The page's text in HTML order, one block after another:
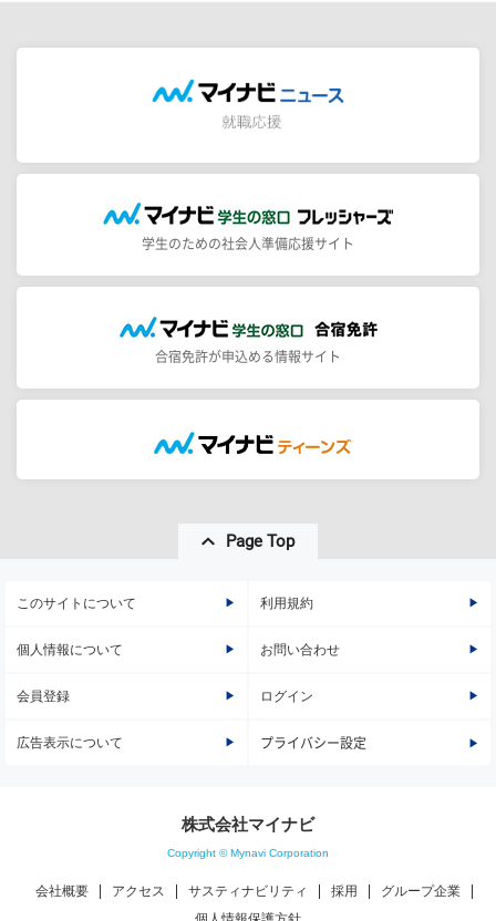
学生のための社会人準備応援サイト
合宿免許が申込める情報サイト
Page Top
このサイトについて 利用規約
個人情報について お問い合わせ
会員登録 ログイン
広告表示について プライバシー設定
株式会社マイナビ
Copyright © Mynavi Corporation
会社概要 アクセス サスティナビリティ 採用
グループ企業